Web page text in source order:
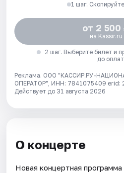
1 шаг.
от 2 500
на Kassir.ru
2 шаг. Выберите билет и
до
Реклама. ООО "КАССИР.РУ-
ОПЕРАТОР", ИНН: 7841075409 erid:
Действует до 31 августа 2026
О концерте
Новая концертная программа